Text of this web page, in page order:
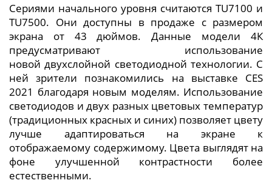
Сериями начального уровня считаются TU7100 и
TU7500. Они доступны в продаже с размером
экрана от 43 дюймов. Данные модели 4К
предусматривают использование
новой двухслойной светодиодной технологии. С
ней зрители познакомились на выставке CES
2021 благодаря новым моделям. Использование
светодиодов и двух разных цветовых температур
(традиционных красных и синих) позволяет цвету
лучше адаптироваться на экране к
отображаемому содержимому. Цвета выглядят на
фоне улучшенной контрастности более
естественными.